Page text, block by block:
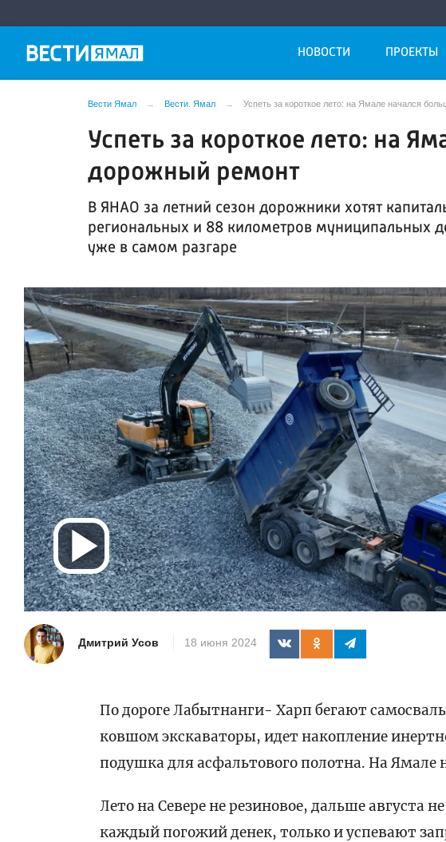
НОВОСТИ ПРОЕКТЫ
Вести Ямал Вести. Ямал Успеть за короткое лето: на Ямале начался
Успеть за короткое лето: на
дорожный ремонт
В ЯНАО за летний сезон дорожники хотят
региональных и 88 километров муниципальных
уже в самом разгаре
видео
Дмитрий Усов 18 июня 2024
По дороге Лабытнанги- Харп бегают
ковшом экскаваторы, идет накопление
подушка для асфальтового полотна. На
Лето на Севере не резиновое, дальше августа
каждый погожий денек, только и успевают